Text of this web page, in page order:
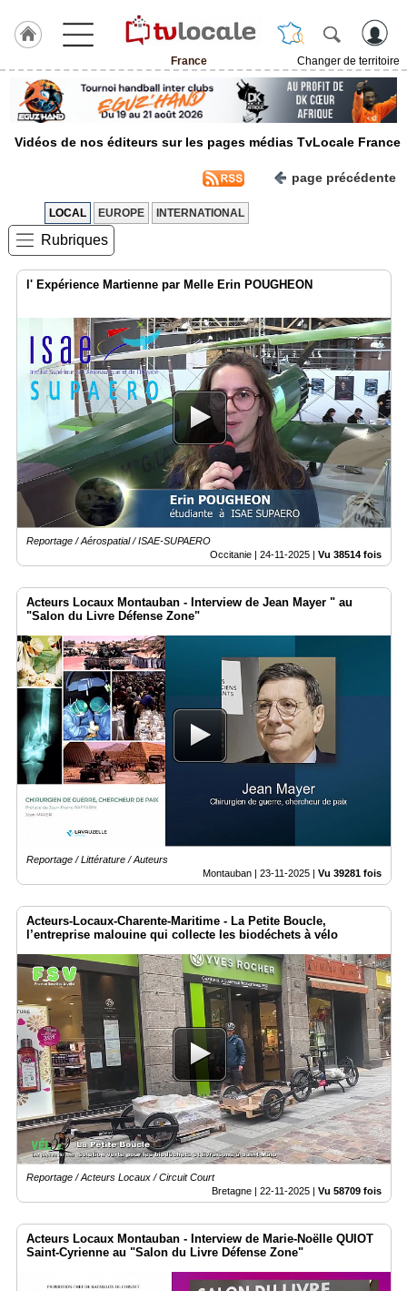
France
Changer de territoire
J'adhère
Hulcoq
RUBRIQUES
Agenda
Vidéos
Médias
Blogs
Prémium
Inscription
annuaire
pro
Accès
Vidéos de nos éditeurs sur les pages médias TvLocale France
page précédente
LOCAL EUROPE INTERNATIONAL
Rubriques
l' Expérience Martienne par Melle Erin POUGHEON
Reportage / Aérospatial / ISAE-SUPAERO
Occitanie | 24-11-2025 Vu 38514 fois
Acteurs Locaux Montauban - Interview de Jean Mayer " au
"Salon du Livre Défense Zone"
Reportage / Littérature / Auteurs
Montauban | 23-11-2025 | Vu 39281 fois
Acteurs-Locaux-Charente-Maritime - La Petite Boucle,
l’entreprise malouine qui collecte les biodéchets à vélo
Reportage / Acteurs Locaux / Circuit Court
Bretagne | 22-11-2025 | Vu 58709 fois
Acteurs Locaux Montauban - Interview de Marie-Noëlle QUIOT
Saint-Cyrienne au "Salon du Livre Défense Zone"